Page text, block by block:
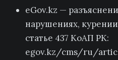
eGov.kz —
нарушениях,
статье 437 КоАП РК:
egov.kz/cms/ru/